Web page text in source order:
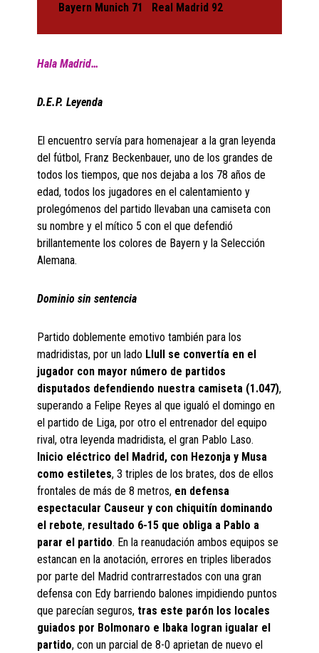
Bayern Munich 71 Real Madrid 92
Hala Madrid…
D.E.P. Leyenda
El encuentro servía para homenajear a la gran leyenda
del fútbol, Franz Beckenbauer, uno de los grandes de
todos los tiempos, que nos dejaba a los 78 años de
edad, todos los jugadores en el calentamiento y
prolegómenos del partido llevaban una camiseta con
su nombre y el mítico 5 con el que defendió
brillantemente los colores de Bayern y la Selección
Alemana.
Dominio sin sentencia
Partido doblemente emotivo también para los
madridistas, por un lado Llull se convertía en el
jugador con mayor número de partidos
disputados defendiendo nuestra camiseta (1.047),
superando a Felipe Reyes al que igualó el domingo en
el partido de Liga, por otro el entrenador del equipo
rival, otra leyenda madridista, el gran Pablo Laso.
Inicio eléctrico del Madrid, con Hezonja y Musa
como estiletes, 3 triples de los brates, dos de ellos
frontales de más de 8 metros, en defensa
espectacular Causeur y con chiquitín dominando
el rebote, resultado 6-15 que obliga a Pablo a
parar el partido. En la reanudación ambos equipos se
estancan en la anotación, errores en triples liberados
por parte del Madrid contrarrestados con una gran
defensa con Edy barriendo balones impidiendo puntos
que parecían seguros, tras este parón los locales
guiados por Bolmonaro e Ibaka logran igualar el
partido, con un parcial de 8-0 aprietan de nuevo el